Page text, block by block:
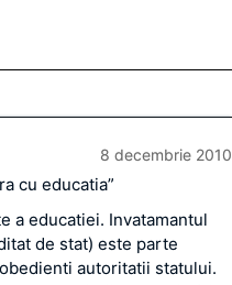
8 decembrie 2010
cu educatia”
a educatiei. Invatamantul
de stat) este parte
autoritatii statului.